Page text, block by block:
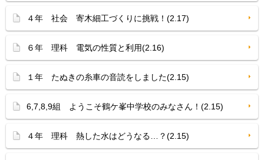
４年 社会 寄木細工づくりに挑戦！(2.17)
６年 理科 電気の性質と利用(2.16)
１年 たぬきの糸車の音読をしました(2.15)
6,7,8,9組 ようこそ鶴ケ峯中学校のみなさん！(2.15)
４年 理科 熱した水はどうなる…？(2.15)